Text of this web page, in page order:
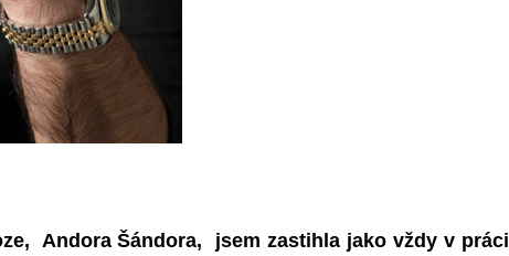
Andora Šándora, jsem zastihla jako vždy v práci